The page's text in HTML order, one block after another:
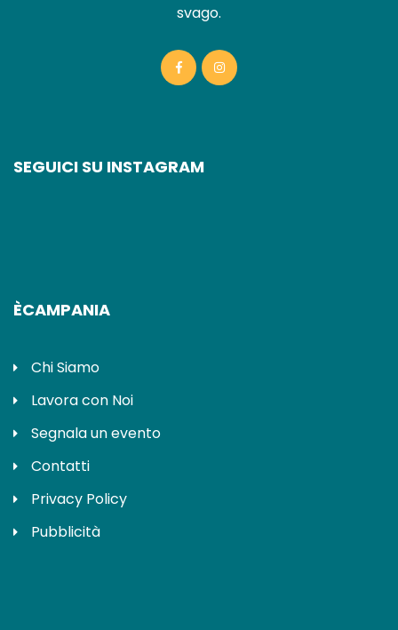
svago.
SEGUICI SU INSTAGRAM
ÈCAMPANIA
Chi Siamo
Lavora con Noi
Segnala un evento
Contatti
Privacy Policy
Pubblicità